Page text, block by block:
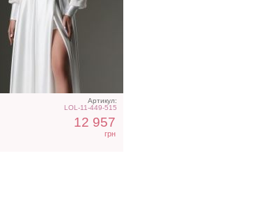
Артикул:
LOL-11-449-515
12 957
грн